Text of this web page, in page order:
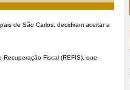
de São Carlos, decidiram aceitar a
Fiscal (REFIS), que